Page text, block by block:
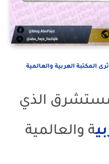
المكتبة العربية والعالمية
الذي
ة والعالمية